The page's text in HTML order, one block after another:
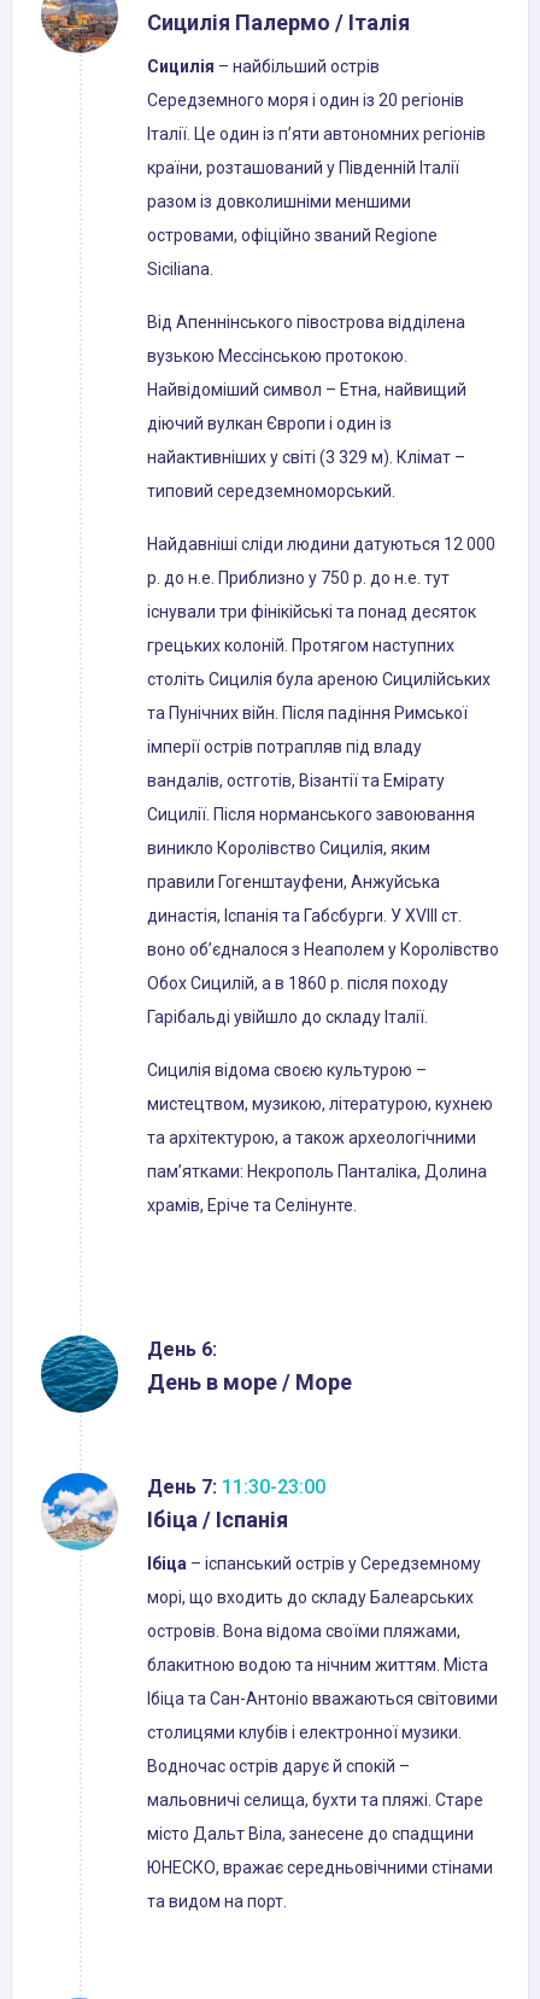
Сицилія Палермо / Італія
Сицилія – найбільший острів
Середземного моря і один із 20 регіонів
Італії. Це один із п’яти автономних регіонів
країни, розташований у Південній Італії
разом із довколишніми меншими
островами, офіційно званий Regione
Siciliana.
Від Апеннінського півострова відділена
вузькою Мессінською протокою.
Найвідоміший символ – Етна, найвищий
діючий вулкан Європи і один із
найактивніших у світі (3 329 м). Клімат –
типовий середземноморський.
Найдавніші сліди людини датуються 12 000
р. до н.е. Приблизно у 750 р. до н.е. тут
існували три фінікійські та понад десяток
грецьких колоній. Протягом наступних
століть Сицилія була ареною Сицилійських
та Пунічних війн. Після падіння Римської
імперії острів потрапляв під владу
вандалів, остготів, Візантії та Емірату
Сицилії. Після норманського завоювання
виникло Королівство Сицилія, яким
правили Гогенштауфени, Анжуйська
династія, Іспанія та Габсбурги. У XVIII ст.
воно об’єдналося з Неаполем у Королівство
Обох Сицилій, а в 1860 р. після походу
Гарібальді увійшло до складу Італії.
Сицилія відома своєю культурою –
мистецтвом, музикою, літературою, кухнею
та архітектурою, а також археологічними
пам’ятками: Некрополь Панталіка, Долина
храмів, Еріче та Селінунте.
День 6:
День в море / Море
День 7: 11:30-23:00
Ібіца / Іспанія
Ібіца – іспанський острів у Середземному
морі, що входить до складу Балеарських
островів. Вона відома своїми пляжами,
блакитною водою та нічним життям. Міста
Ібіца та Сан-Антоніо вважаються світовими
столицями клубів і електронної музики.
Водночас острів дарує й спокій –
мальовничі селища, бухти та пляжі. Старе
місто Дальт Віла, занесене до спадщини
ЮНЕСКО, вражає середньовічними стінами
та видом на порт.